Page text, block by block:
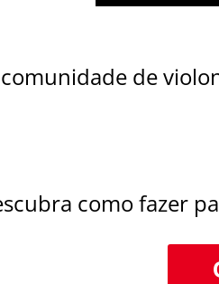
de
como fazer